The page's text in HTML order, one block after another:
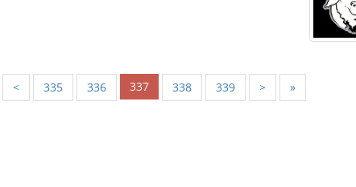
< 335 336 337 338 339 > »